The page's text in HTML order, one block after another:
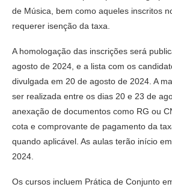
de Música, bem como aqueles inscritos
requerer isenção da taxa.
A homologação das inscrições será
agosto de 2024, e a lista com os
divulgada em 20 de agosto de 2024. A
ser realizada entre os dias 20 e 23 de
anexação de documentos como RG ou
cota e comprovante de pagamento da
quando aplicável. As aulas terão início
2024.
Os cursos incluem Prática de Conjunto